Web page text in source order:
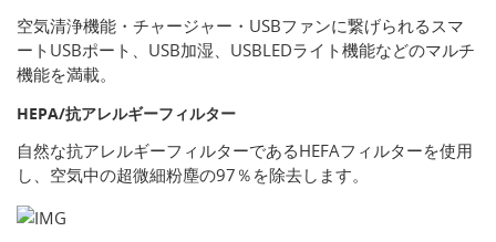
空気清浄機能・チャージャー・USBファンに繋げられるスマ
ートUSBポート、USB加湿、USBLEDライト機能などのマルチ
機能を満載。
HEPA/抗アレルギーフィルター
自然な抗アレルギーフィルターであるHEFAフィルターを使用
し、空気中の超微細粉塵の97％を除去します。